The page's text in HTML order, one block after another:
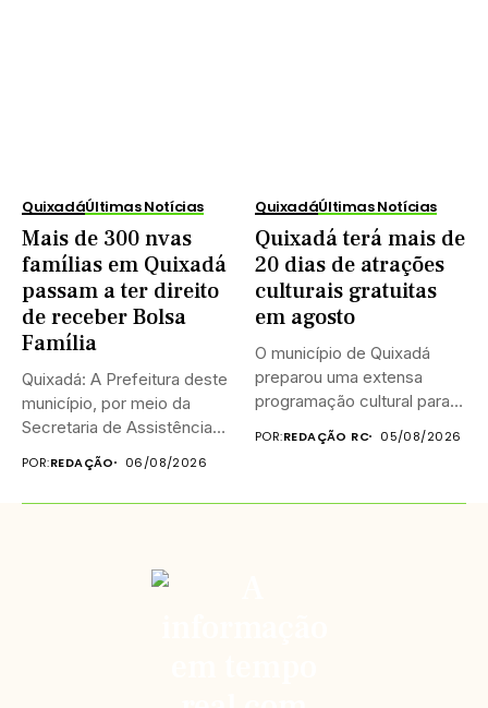
QuixadáÚltimas Notícias
Mais de 300 nvas
famílias em Quixadá
passam a ter direito
de receber Bolsa
Família
Quixadá: A Prefeitura deste
município, por meio da
Secretaria de Assistência
POR:REDAÇÃO 06/08/2026
QuixadáÚltimas Notícias
Quixadá terá mais de
20 dias de atrações
culturais gratuitas
em agosto
O município de Quixadá
preparou uma extensa
programação cultural para
celebrar o...
POR:REDAÇÃO RC 05/08/2026